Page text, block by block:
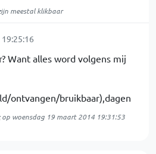
meestal klikbaar
Want alles word volgens mij
ontvangen/bruikbaar),dagen
op woensdag 19 maart 2014 19:31:53